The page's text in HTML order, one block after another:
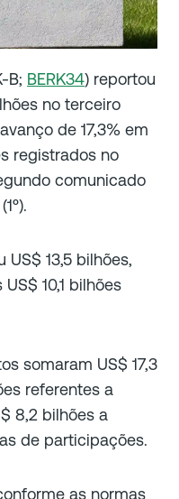
B; BERK34) reportou
no terceiro
de 17,3% em
registrados no
comunicado
13,5 bilhões,
10,1 bilhões
somaram US$ 17,3
referentes a
8,2 bilhões a
de participações.
as normas